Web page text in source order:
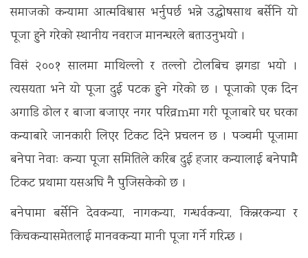
समाजको कन्यामा आत्मविश्वास भर्नुपर्छ भन्ने उद्घोषसाथ बर्सेनि यो
पूजा हुने गरेको स्थानीय नवराज मानन्धरले बताउनुभयो ।
विसं २००१ सालमा माथिल्लो र तल्लो टोलबिच झगडा भयो ।
त्यसयता भने यो पूजा दुई पटक हुने गरेको छ । पूजाको एक दिन
अगाडि ढोल र बाजा बजाएर नगर परिव्रmमा गरी पूजाबारे घर घरका
कन्याबारे जानकारी लिएर टिकट दिने प्रचलन छ । पञ्चमी पूजामा
बनेपा नेवाः कन्या पूजा समितिले करिब दुई हजार कन्यालाई बनेपामै
टिकट प्रथामा यसअघि नै पुजिसकेको छ ।
बनेपामा बर्सेनि देवकन्या, नागकन्या, गन्धर्वकन्या, किन्नरकन्या र
किचकन्यासमेतलाई मानवकन्या मानी पूजा गर्ने गरिन्छ ।